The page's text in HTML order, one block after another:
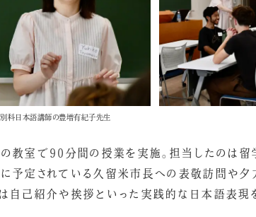
科日本語講師の豊増有紀子先生
教室で90分間の授業を実施。担当したのは
予定されている久留米市長への表敬訪問や夕
自己紹介や挨拶といった実践的な日本語表現